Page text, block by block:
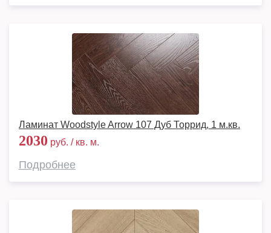
Ламинат Woodstyle Arrow 107 Дуб Торрид, 1 м.кв.
2030 руб. / кв. м.
Подробнее